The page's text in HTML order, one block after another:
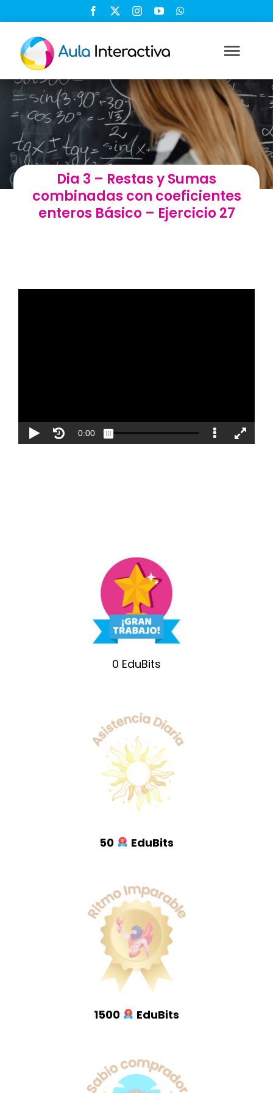
contenido
Ingresar
Registrarse
Nosotros
Soluciones
Dia 3 – Restas y Sumas
combinadas con coeficientes
enteros Básico – Ejercicio 27
0 EduBits
50 EduBits
1500 EduBits